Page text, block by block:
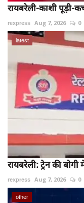
रायबरेली-काशी पूड़ी-
rexpress Aug 7, 2026 0
latest
रायबरेली: ट्रेन की
rexpress Aug 7, 2026 0
other